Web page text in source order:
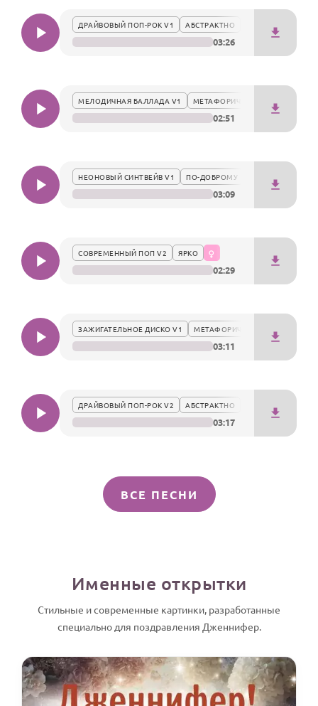
радостным настроением.
ДРАЙВОВЫЙ ПОП-РОК V1 АБСТРАКТНО
03:26
МЕЛОДИЧНАЯ БАЛЛАДА V1 МЕТАФОРИЧНО
02:51
НЕОНОВЫЙ СИНТВЕЙВ V1 ПО-ДОБРОМУ
03:09
СОВРЕМЕННЫЙ ПОП V2 ЯРКО
02:29
ЗАЖИГАТЕЛЬНОЕ ДИСКО V1 МЕТАФОРИЧНО
03:11
ДРАЙВОВЫЙ ПОП-РОК V2 АБСТРАКТНО
03:17
ВСЕ ПЕСНИ
Именные открытки
Стильные и современные картинки, разработанные
специально для поздравления Дженнифер.